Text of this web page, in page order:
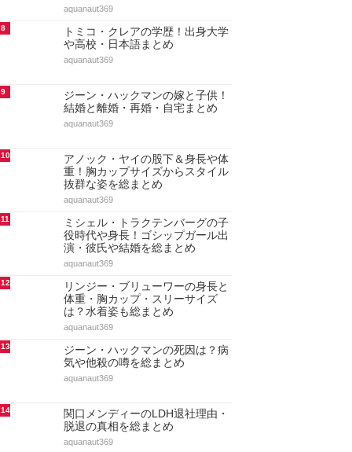
aquanaut369
8
トミコ・クレアの学歴！出身大学
や高校・日本語まとめ
aquanaut369
9
ジーン・ハックマンの嫁と子供！
結婚と離婚・再婚・自宅まとめ
aquanaut369
10
アノック・ヤイの股下＆身長や体
重！胸カップサイズからスタイル
抜群な姿を総まとめ
aquanaut369
11
ミシェル・トラクテンバーグの子
役時代や身長！ゴシップガール出
演・彼氏や結婚を総まとめ
aquanaut369
12
リンジー・ブリューワーの身長と
体重・胸カップ・スリーサイズ
は？水着姿も総まとめ
aquanaut369
13
ジーン・ハックマンの死因は？病
気や他殺の噂を総まとめ
aquanaut369
14
関口メンディーのLDH退社理由・
脱退の真相を総まとめ
aquanaut369